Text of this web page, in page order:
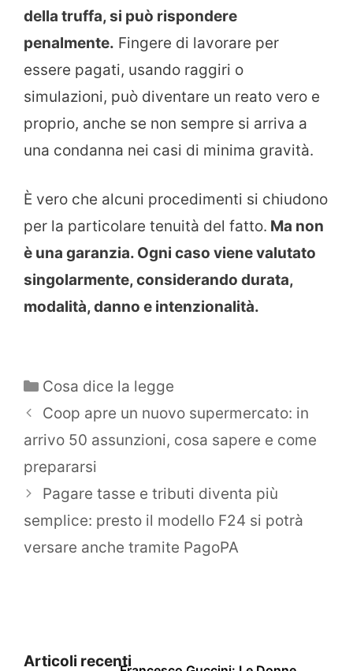
della truffa, si può rispondere
penalmente. Fingere di lavorare per
essere pagati, usando raggiri o
simulazioni, può diventare un reato vero e
proprio, anche se non sempre si arriva a
una condanna nei casi di minima gravità.
È vero che alcuni procedimenti si chiudono
per la particolare tenuità del fatto. Ma non
è una garanzia. Ogni caso viene valutato
singolarmente, considerando durata,
modalità, danno e intenzionalità.
Categorie
Cosa dice la legge
Coop apre un nuovo supermercato: in
arrivo 50 assunzioni, cosa sapere e come
prepararsi
Pagare tasse e tributi diventa più
semplice: presto il modello F24 si potrà
versare anche tramite PagoPA
Articoli recenti